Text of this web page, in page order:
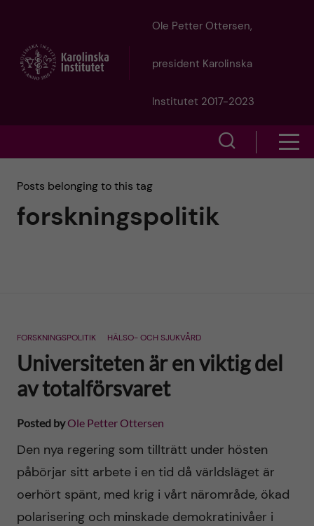
t
m
Ole Petter Ottersen,
president Karolinska
Institutet 2017-2023
c
h
e
l
d
Posts belonging to this tag
forskningspolitik
FORSKNINGSPOLITIK HÄLSO- OCH SJUKVÅRD
Universiteten är en viktig del
av totalförsvaret
Posted byOle Petter Ottersen
Den nya regering som tillträtt under hösten
påbörjar sitt arbete i en tid då världsläget är
oerhört spänt, med krig i vårt närområde, ökad
polarisering och minskade demokratinivåer i